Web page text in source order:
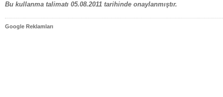
Bu kullanma talimatı 05.08.2011 tarihinde onaylanmıştır.
Google Reklamları